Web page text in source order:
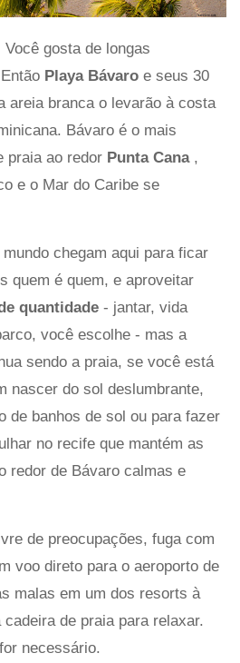
Você gosta de longas
Playa Bávaro e seus 30
areia branca o levarão à costa
Bávaro é o mais
praia ao redor Punta Cana ,
e o Mar do Caribe se
chegam aqui para ficar
quem é quem, e aproveitar
quantidade - jantar, vida
você escolhe - mas a
sendo a praia, se você está
nascer do sol deslumbrante,
de banhos de sol ou para fazer
no recife que mantém as
redor de Bávaro calmas e
de preocupações, fuga com
voo direto para o aeroporto de
malas em um dos resorts à
de praia para relaxar.
necessário.